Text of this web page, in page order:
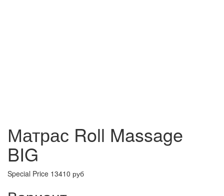
Матрас Roll Massage
BIG
Special Price 13410 руб